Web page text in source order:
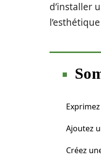
d’installer
Ajoutez
Créez